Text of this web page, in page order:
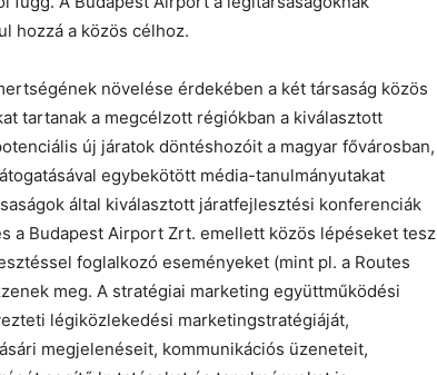
hozzá a közös célhoz.
növelése érdekében a két társaság közös
tartanak a megcélzott régiókban a kiválasztott
új járatok döntéshozóit a magyar fővárosban,
egybekötött média-tanulmányutakat
által kiválasztott járatfejlesztési konferenciák
a Budapest Airport Zrt. emellett közös lépéseket tesz
foglalkozó eseményeket (mint pl. a Routes
meg. A stratégiai marketing együttműködési
légiközlekedési marketingstratégiáját,
megjelenéseit, kommunikációs üzeneteit,